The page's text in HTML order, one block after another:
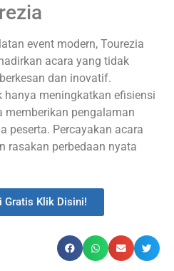
event modern, Tourezia
acara yang tidak
dan inovatif.
meningkatkan efisiensi
memberikan pengalaman
peserta. Percayakan acara
rasakan perbedaan nyata
Gratis Klik Disini!